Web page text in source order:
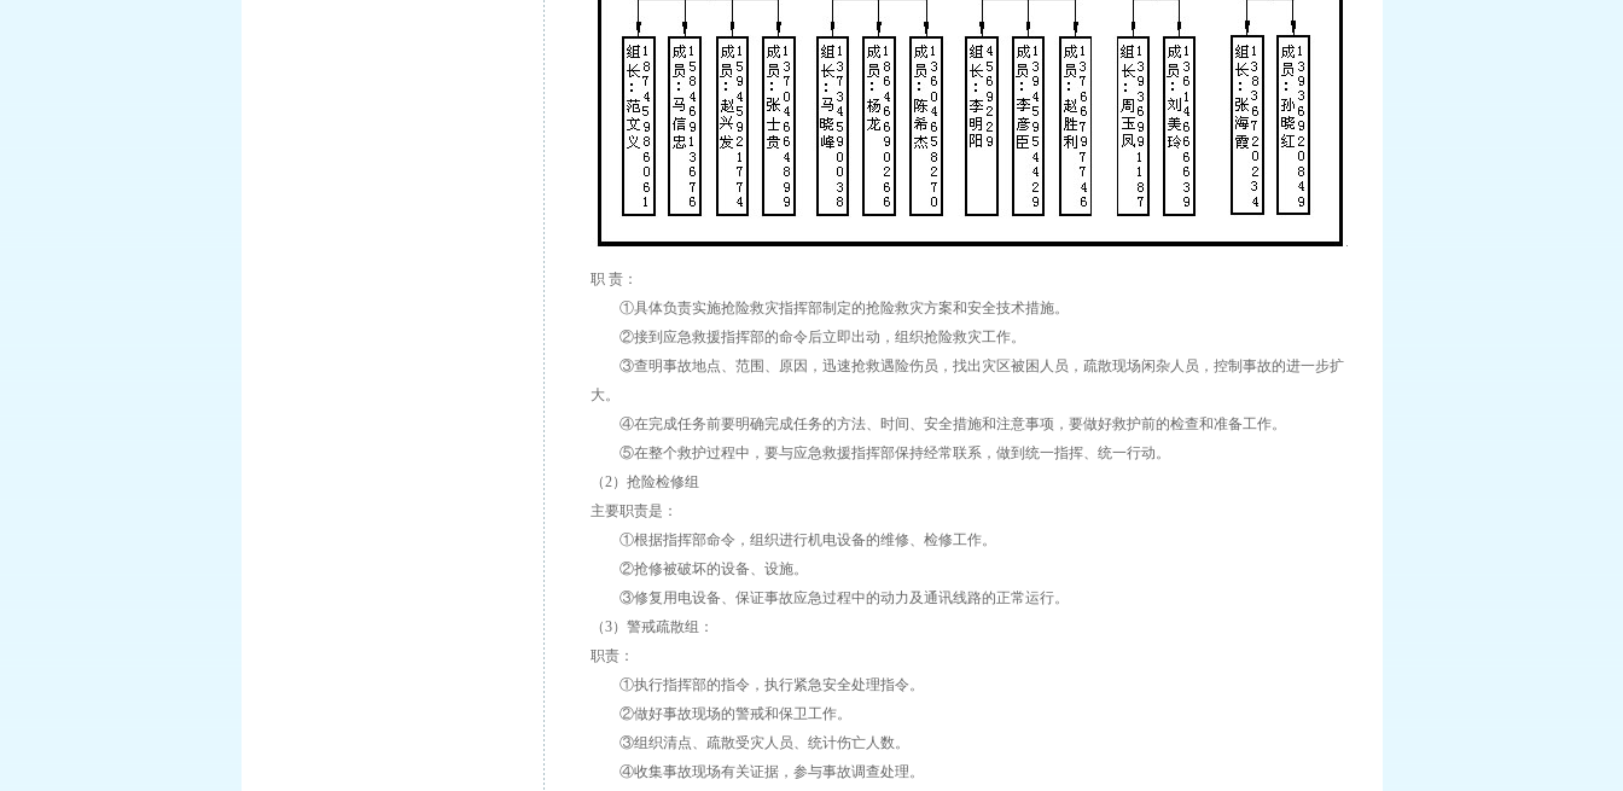
职 责：
①具体负责实施抢险救灾指挥部制定的抢险救灾方案和安全技术措施。
②接到应急救援指挥部的命令后立即出动，组织抢险救灾工作。
③查明事故地点、范围、原因，迅速抢救遇险伤员，找出灾区被困人员，疏散现场闲杂人员，控制事故的进一步扩
大。
④在完成任务前要明确完成任务的方法、时间、安全措施和注意事项，要做好救护前的检查和准备工作。
⑤在整个救护过程中，要与应急救援指挥部保持经常联系，做到统一指挥、统一行动。
（2）抢险检修组
主要职责是：
①根据指挥部命令，组织进行机电设备的维修、检修工作。
②抢修被破坏的设备、设施。
③修复用电设备、保证事故应急过程中的动力及通讯线路的正常运行。
（3）警戒疏散组：
职责：
①执行指挥部的指令，执行紧急安全处理指令。
②做好事故现场的警戒和保卫工作。
③组织清点、疏散受灾人员、统计伤亡人数。
④收集事故现场有关证据，参与事故调查处理。